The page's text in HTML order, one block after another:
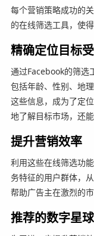
每个营销策略成功的
的在线筛选工具，使
精确定位目标
通过Facebook的筛选
包括年龄、性别、地
这些信息，成为了定
地了解目标市场，还
提升营销效率
利用这些在线筛选功
务特征的用户群体，
帮助广告主在激烈的
推荐的数字星